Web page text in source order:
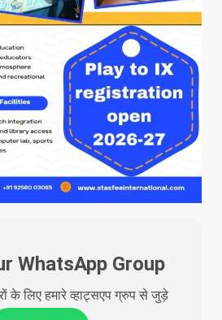
WhatsApp Group
के लिए हमारे व्हाट्सएप ग्रुप से जुड़े